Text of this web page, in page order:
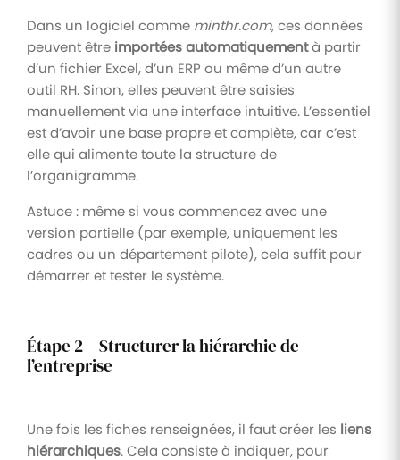
Dans un logiciel comme minthr.com, ces données
peuvent être importées automatiquementà partir
d’un fichier Excel, d’un ERP ou même d’un autre
outil RH. Sinon, elles peuvent être saisies
manuellement via une interface intuitive. L’essentiel
est d’avoir une base propre et complète, car c’est
elle qui alimente toute la structure de
l’organigramme.
Astuce : même si vous commencez avec une
version partielle (par exemple, uniquement les
cadres ou un département pilote), cela suffit pour
démarrer et tester le système.
Étape 2 – Structurer la hiérarchie de
l’entreprise
Une fois les fiches renseignées, il faut créer les liens
hiérarchiques. Cela consiste à indiquer, pour